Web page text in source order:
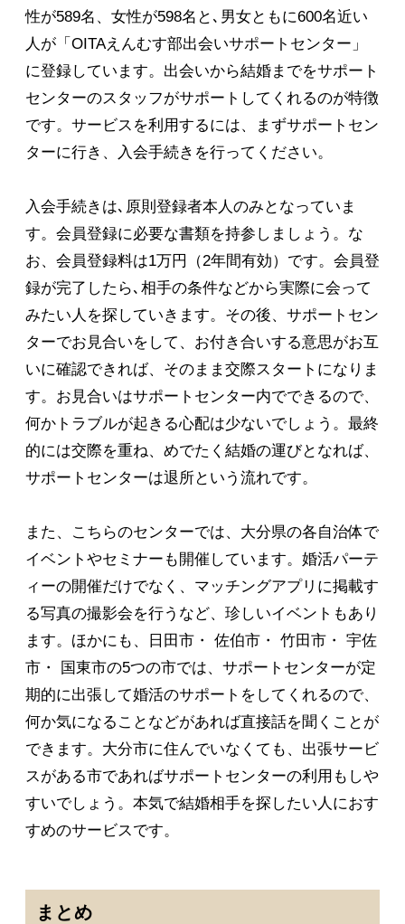
性が589名、女性が598名と､男女ともに600名近い
人が「OITAえんむす部出会いサポートセンター」
に登録しています。出会いから結婚までをサポート
センターのスタッフがサポートしてくれるのが特徴
です。サービスを利用するには、まずサポートセン
ターに行き、入会手続きを行ってください。
入会手続きは､原則登録者本人のみとなっていま
す。会員登録に必要な書類を持参しましょう。な
お、会員登録料は1万円（2年間有効）です。会員登
録が完了したら､相手の条件などから実際に会って
みたい人を探していきます。その後、サポートセン
ターでお見合いをして、お付き合いする意思がお互
いに確認できれば、そのまま交際スタートになりま
す。お見合いはサポートセンター内でできるので、
何かトラブルが起きる心配は少ないでしょう。最終
的には交際を重ね、めでたく結婚の運びとなれば、
サポートセンターは退所という流れです。
また、こちらのセンターでは、大分県の各自治体で
イベントやセミナーも開催しています。婚活パーテ
ィーの開催だけでなく、マッチングアプリに掲載す
る写真の撮影会を行うなど、珍しいイベントもあり
ます。ほかにも、日田市・ 佐伯市・ 竹田市・ 宇佐
市・ 国東市の5つの市では、サポートセンターが定
期的に出張して婚活のサポートをしてくれるので、
何か気になることなどがあれば直接話を聞くことが
できます。大分市に住んでいなくても、出張サービ
スがある市であればサポートセンターの利用もしや
すいでしょう。本気で結婚相手を探したい人におす
すめのサービスです。
まとめ